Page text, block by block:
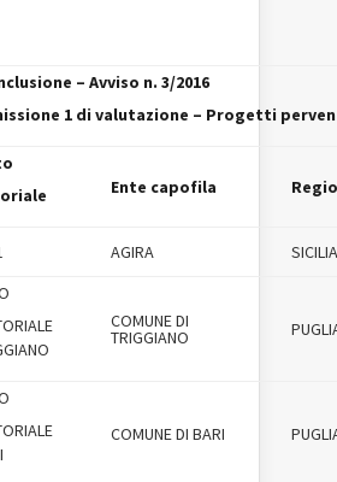
– Avviso n. 3/2016
1 di valutazione – Progetti
Ente capofila
AGIRA
SICILIA
COMUNE DI
TRIGGIANO
COMUNE DI BARI